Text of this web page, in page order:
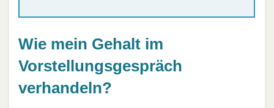
Wie mein Gehalt im
Vorstellungsgespräch
verhandeln?